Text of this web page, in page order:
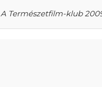
A Természetfilm-klub